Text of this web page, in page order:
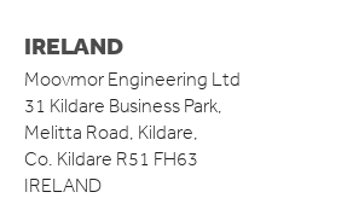
IRELAND
Moovmor Engineering Ltd
31 Kildare Business Park,
Melitta Road, Kildare,
Co. Kildare R51 FH63
IRELAND